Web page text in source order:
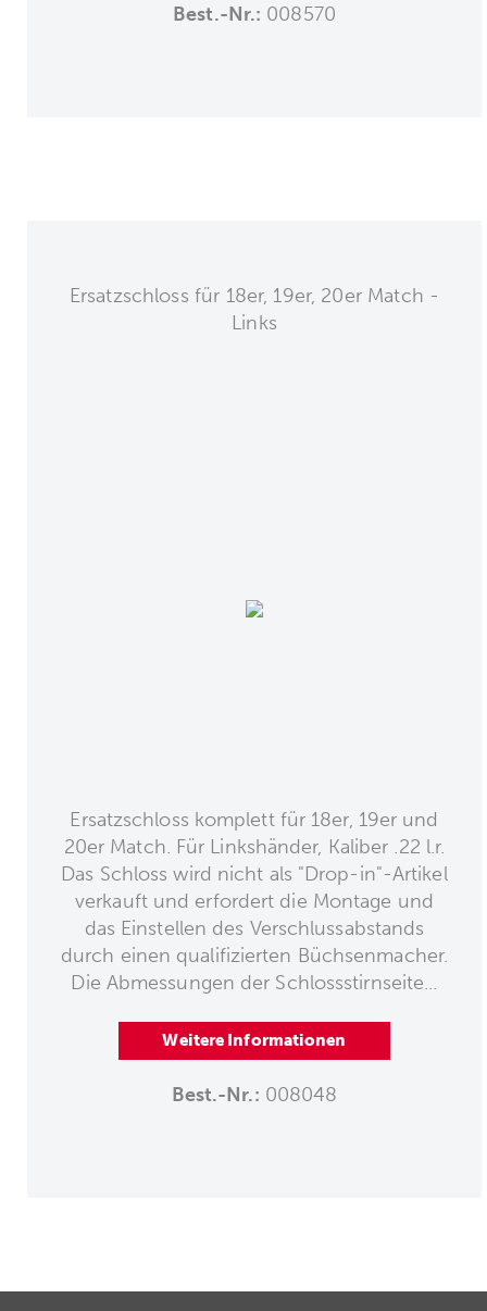
Best.-Nr.: 008570
Ersatzschloss für 18er, 19er, 20er Match -
Links
Ersatzschloss komplett für 18er, 19er und
20er Match. Für Linkshänder, Kaliber .22 l.r.
Das Schloss wird nicht als "Drop-in"-Artikel
verkauft und erfordert die Montage und
das Einstellen des Verschlussabstands
durch einen qualifizierten Büchsenmacher.
Die Abmessungen der Schlossstirnseite...
Weitere Informationen
Best.-Nr.: 008048